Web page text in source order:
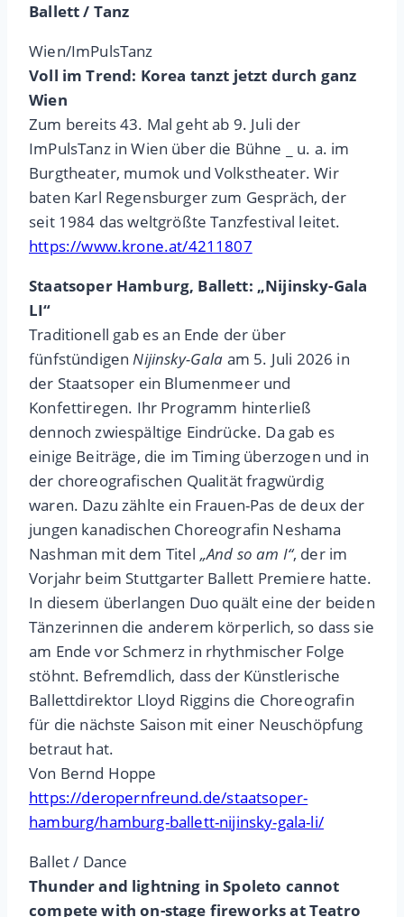
Ballett / Tanz
Wien/ImPulsTanz
Voll im Trend: Korea tanzt jetzt durch ganz
Wien
Zum bereits 43. Mal geht ab 9. Juli der
ImPulsTanz in Wien über die Bühne _ u. a. im
Burgtheater, mumok und Volkstheater. Wir
baten Karl Regensburger zum Gespräch, der
seit 1984 das weltgrößte Tanzfestival leitet.
https://www.krone.at/4211807
Staatsoper Hamburg, Ballett: „Nijinsky-Gala
LI“
Traditionell gab es an Ende der über
fünfstündigenNijinsky-Gala am 5. Juli 2026 in
der Staatsoper ein Blumenmeer und
Konfettiregen. Ihr Programm hinterließ
dennoch zwiespältige Eindrücke. Da gab es
einige Beiträge, die im Timing überzogen und in
der choreografischen Qualität fragwürdig
waren. Dazu zählte ein Frauen-Pas de deux der
jungen kanadischen Choreografin Neshama
Nashman mit dem Titel „And so am I“, der im
Vorjahr beim Stuttgarter Ballett Premiere hatte.
In diesem überlangen Duo quält eine der beiden
Tänzerinnen die anderem körperlich, so dass sie
am Ende vor Schmerz in rhythmischer Folge
stöhnt. Befremdlich, dass der Künstlerische
Ballettdirektor Lloyd Riggins die Choreografin
für die nächste Saison mit einer Neuschöpfung
betraut hat.
Von Bernd Hoppe
https://deropernfreund.de/staatsoper-
hamburg/hamburg-ballett-nijinsky-gala-li/
Ballet / Dance
Thunder and lightning in Spoleto cannot
compete with on-stage fireworks at Teatro